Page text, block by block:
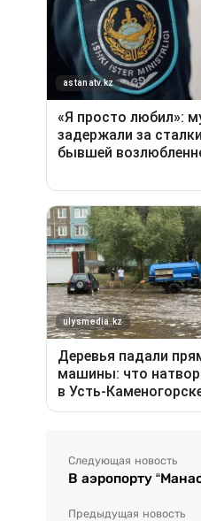
Следующая новость
В аэропорту
Предыдущая новость